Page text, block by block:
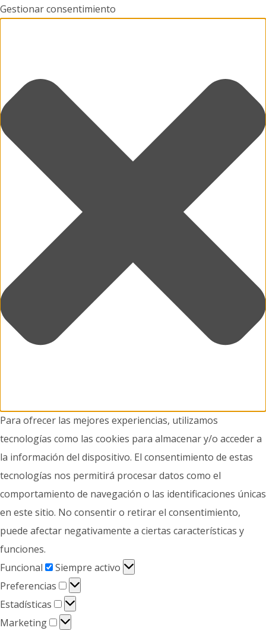
Gestionar consentimiento
Para ofrecer las mejores experiencias, utilizamos
tecnologías como las cookies para almacenar y/o acceder a
la información del dispositivo. El consentimiento de estas
tecnologías nos permitirá procesar datos como el
comportamiento de navegación o las identificaciones únicas
en este sitio. No consentir o retirar el consentimiento,
puede afectar negativamente a ciertas características y
funciones.
Funcional
Funcional
Siempre activo
Preferencias
Preferencias
Estadísticas
Estadísticas
Marketing
Marketing